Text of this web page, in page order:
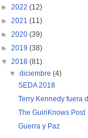
► 2022 (12)
► 2021 (11)
► 2020 (39)
► 2019 (38)
▼ 2018 (81)
▼diciembre(4)
SEDA 2018
Terry Kennedy fuera
The GuiriKnows Post
Guerra y Paz